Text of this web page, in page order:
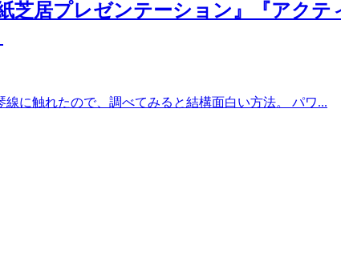
芝居プレゼンテーション』『アク
に触れたので、調べてみると結構面白い方法。 パワ...